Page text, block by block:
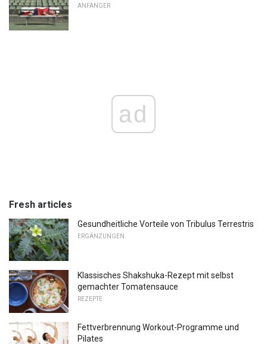
ANFÄNGER
ad
Fresh articles
Gesundheitliche Vorteile von Tribulus Terrestris
ERGÄNZUNGEN
Klassisches Shakshuka-Rezept mit selbst
gemachter Tomatensauce
REZEPTE
Fettverbrennung Workout-Programme und
Pilates